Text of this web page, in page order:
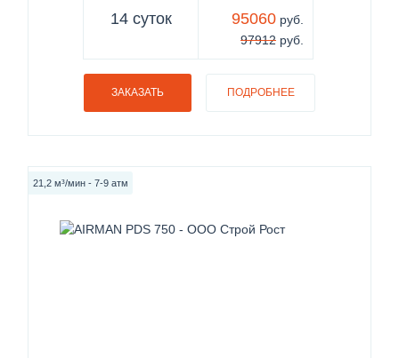
14 суток 95060 руб.
97912 руб.
ЗАКАЗАТЬ ПОДРОБНЕЕ
21,2 м³/мин - 7-9 атм